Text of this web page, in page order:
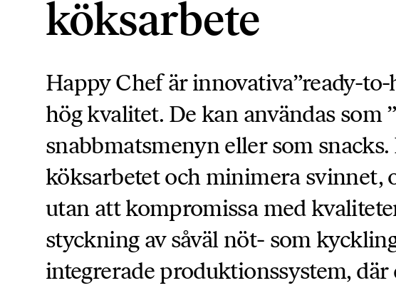
köksarbete
Happy Chef är innovativa”ready-
hög kvalitet. De kan användas som
snabbmatsmenyn eller som
köksarbetet och minimera svinnet,
utan att kompromissa med
styckning av såväl nöt- som
integrerade produktionssystem,